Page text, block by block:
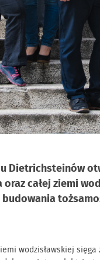
całej ziemi
wodzisławskiej